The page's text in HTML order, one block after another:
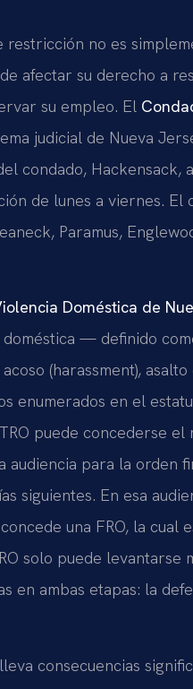
restricción no es
afectar su derecho a
su empleo. El
judicial de Nueva
condado,
de lunes a viernes.
Paramus,
Doméstica de
— definido
(harassment),
enumerados en el
puede concederse
audiencia para la orden
siguientes. En esa
una FRO, la cual
solo puede
en ambas etapas: la
consecuencias